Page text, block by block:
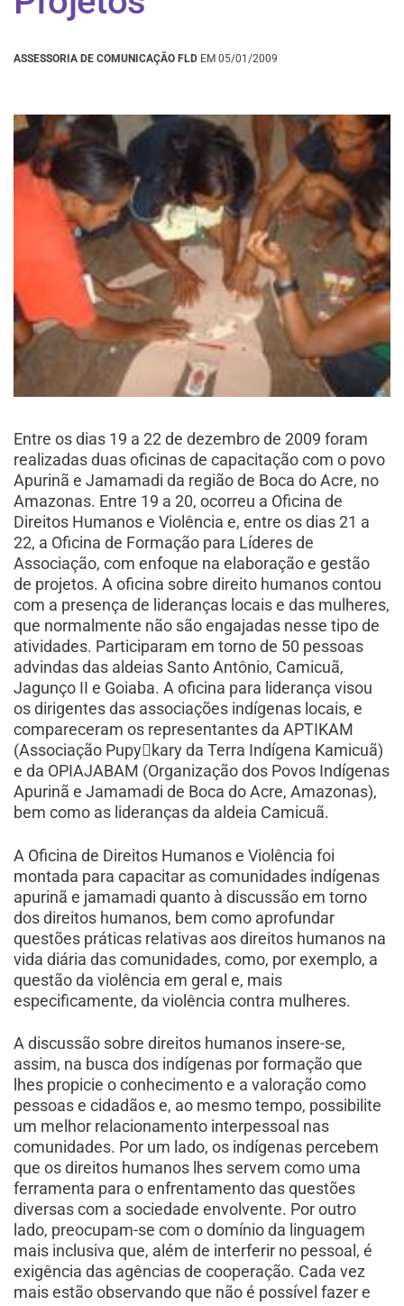
ASSESSORIA DE COMUNICAÇÃO FLD EM 05/01/2009
Entre os dias 19 a 22 de dezembro de 2009 foram
realizadas duas oficinas de capacitação com o povo
Apurinã e Jamamadi da região de Boca do Acre, no
Amazonas. Entre 19 a 20, ocorreu a Oficina de
Direitos Humanos e Violência e, entre os dias 21 a
22, a Oficina de Formação para Líderes de
Associação, com enfoque na elaboração e gestão
de projetos. A oficina sobre direito humanos contou
com a presença de lideranças locais e das mulheres,
que normalmente não são engajadas nesse tipo de
atividades. Participaram em torno de 50 pessoas
advindas das aldeias Santo Antônio, Camicuã,
Jagunço II e Goiaba. A oficina para liderança visou
os dirigentes das associações indígenas locais, e
compareceram os representantes da APTIKAM
(Associação Pupykary da Terra Indígena Kamicuã)
e da OPIAJABAM (Organização dos Povos Indígenas
Apurinã e Jamamadi de Boca do Acre, Amazonas),
bem como as lideranças da aldeia Camicuã.
A Oficina de Direitos Humanos e Violência foi
montada para capacitar as comunidades indígenas
apurinã e jamamadi quanto à discussão em torno
dos direitos humanos, bem como aprofundar
questões práticas relativas aos direitos humanos na
vida diária das comunidades, como, por exemplo, a
questão da violência em geral e, mais
especificamente, da violência contra mulheres.
A discussão sobre direitos humanos insere-se,
assim, na busca dos indígenas por formação que
lhes propicie o conhecimento e a valoração como
pessoas e cidadãos e, ao mesmo tempo, possibilite
um melhor relacionamento interpessoal nas
comunidades. Por um lado, os indígenas percebem
que os direitos humanos lhes servem como uma
ferramenta para o enfrentamento das questões
diversas com a sociedade envolvente. Por outro
lado, preocupam-se com o domínio da linguagem
mais inclusiva que, além de interferir no pessoal, é
exigência das agências de cooperação. Cada vez
mais estão observando que não é possível fazer e